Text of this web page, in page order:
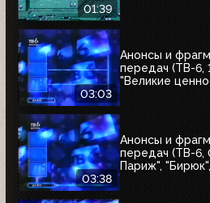
01:39
03:03
Анонсы и
передач (ТВ-6,
"Великие
03:38
Анонсы и
передач (ТВ-6,
Париж",